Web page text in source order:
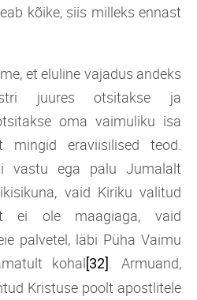
kõike, siis milleks ennast
et eluline vajadus andeks
juures otsitakse ja
oma vaimuliku isa
eraviisilised teod.
vastu ega palu Jumalalt
vaid Kiriku valitud
ei ole maagiaga, vaid
palvetel, läbi Püha Vaimu
kohal[32]
. Armuand,
Kristuse poolt apostlitele